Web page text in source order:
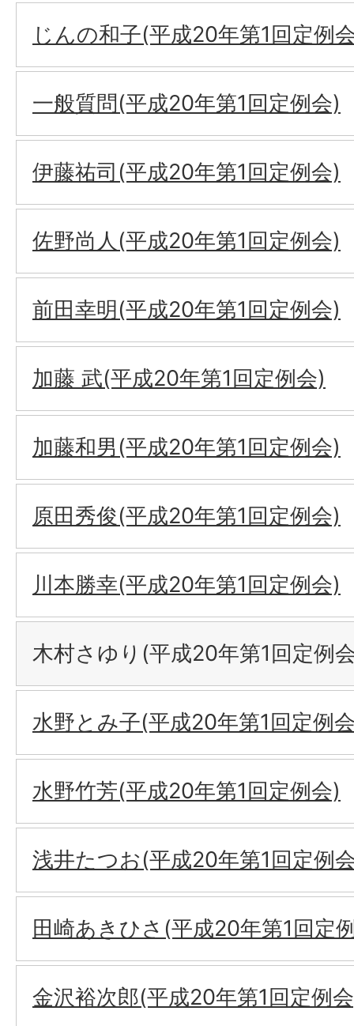
じんの和子(平成20年第1回定例
一般質問(平成20年第1回定例会)
伊藤祐司(平成20年第1回定例会)
佐野尚人(平成20年第1回定例会)
前田幸明(平成20年第1回定例会)
加藤 武(平成20年第1回定例会)
加藤和男(平成20年第1回定例会)
原田秀俊(平成20年第1回定例会)
川本勝幸(平成20年第1回定例会)
木村さゆり(平成20年第1回定例
水野とみ子(平成20年第1回定例
水野竹芳(平成20年第1回定例会)
浅井たつお(平成20年第1回定例
田崎あきひさ(平成20年第1回定
金沢裕次郎(平成20年第1回定例